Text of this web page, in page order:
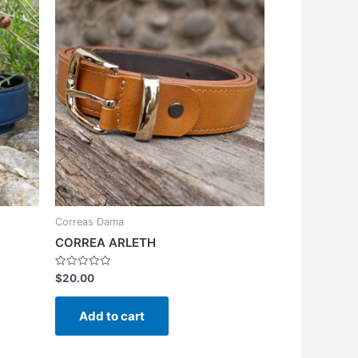
Correas Dama
CORREA ARLETH
Rated
0
out
$20.00
Add to cart